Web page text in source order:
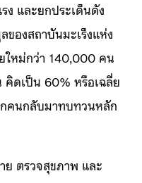
ง และยกประเด็นดัง
ของสถาบันมะเร็งแห่ง
ใหม่กว่า 140,000 คน
ดเป็น 60% หรือเฉลี่ย
คนกลับมาทบทวนหลัก
ย ตรวจสุขภาพ และ